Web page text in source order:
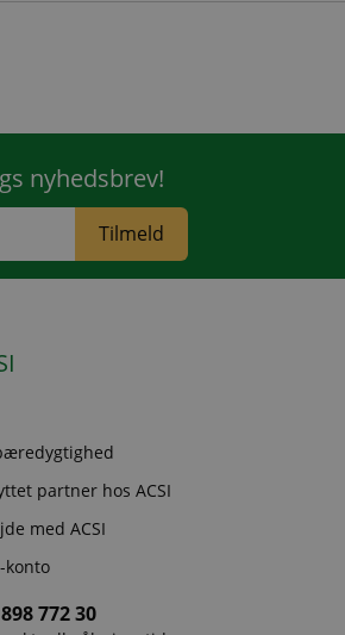
nyhedsbrev!
Tilmeld
partner hos ACSI
med ACSI
konto
772 30